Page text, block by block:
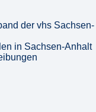
der vhs Sachsen-
in Sachsen-Anhalt